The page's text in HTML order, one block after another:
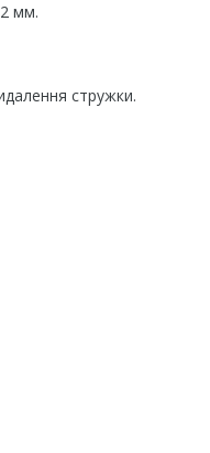
мм.
стружки.